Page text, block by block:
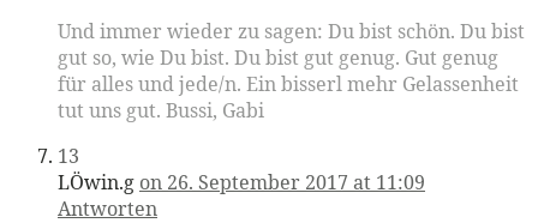
Und immer wieder zu sagen: Du bist schön. Du bist
gut so, wie Du bist. Du bist gut genug. Gut genug
für alles und jede/n. Ein bisserl mehr Gelassenheit
tut uns gut. Bussi, Gabi
13
LÖwin.g on 26. September 2017 at 11:09
Antworten